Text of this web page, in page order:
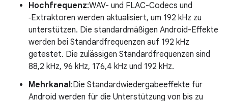
Hochfrequenz:WAV- und FLAC-Codecs und
‑Extraktoren werden aktualisiert, um 192 kHz zu
unterstützen. Die standardmäßigen Android-Effekte
werden bei Standardfrequenzen auf 192 kHz
getestet. Die zulässigen Standardfrequenzen sind
88,2 kHz, 96 kHz, 176,4 kHz und 192 kHz.
Mehrkanal:Die Standardwiedergabeeffekte für
Android werden für die Unterstützung von bis zu